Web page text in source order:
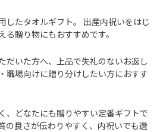
したタオルギフト。 出産内祝いをはじ
贈り物にもおすすめです。
だいた方へ、上品で失礼のないお返し
職場向けに贈り分けしたい方におすす
、どなたにも贈りやすい定番ギフトで
の良さが伝わりやすく、内祝いでも選